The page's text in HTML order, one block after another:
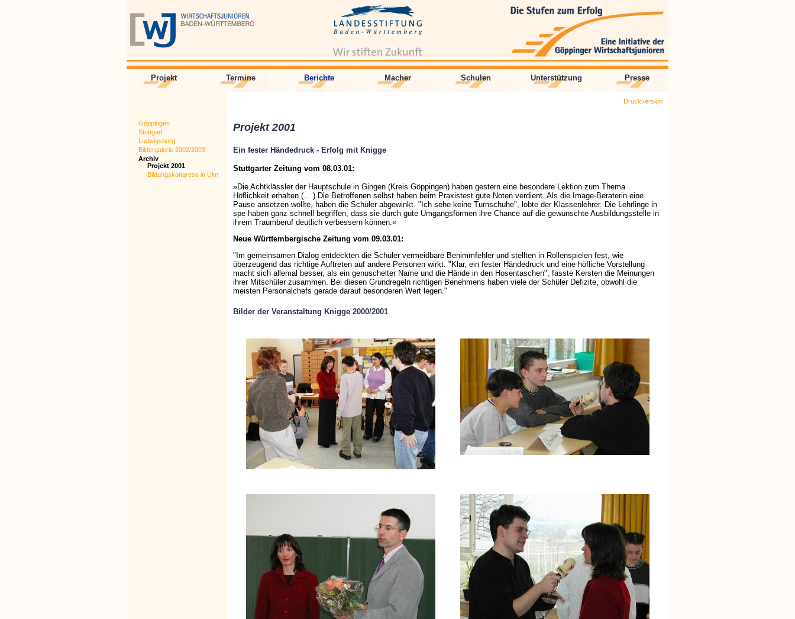
Projekt Termine Berichte Macher Schulen Unterstützung Presse
Göppingen
Stuttgart
Ludwigsburg
Bildergalerie 2002/2003
Archiv
Projekt 2001
Bildungskongress in Ulm
Druckversion
Projekt 2001
Ein fester Händedruck - Erfolg mit Knigge
Stuttgarter Zeitung vom 08.03.01:
»Die Achtklässler der Hauptschule in Gingen (Kreis Göppingen) haben gestern eine besondere Lektion zum Thema
Höflichkeit erhalten (... ) Die Betroffenen selbst haben beim Praxistest gute Noten verdient. Als die Image-Beraterin eine
Pause ansetzen wollte, haben die Schüler abgewinkt. "Ich sehe keine Turnschuhe", lobte der Klassenlehrer. Die Lehrlinge in
spe haben ganz schnell begriffen, dass sie durch gute Umgangsformen ihre Chance auf die gewünschte Ausbildungsstelle in
ihrem Traumberuf deutlich verbessern können.«
Neue Württembergische Zeitung vom 09.03.01:
"Im gemeinsamen Dialog entdeckten die Schüler vermeidbare Benimmfehler und stellten in Rollenspielen fest, wie
überzeugend das richtige Auftreten auf andere Personen wirkt. "Klar, ein fester Händedruck und eine höfliche Vorstellung
macht sich allemal besser, als ein genuschelter Name und die Hände in den Hosentaschen", fasste Kersten die Meinungen
ihrer Mitschüler zusammen. Bei diesen Grundregeln richtigen Benehmens haben viele der Schüler Defizite, obwohl die
meisten Personalchefs gerade darauf besonderen Wert legen."
Bilder der Veranstaltung Knigge 2000/2001